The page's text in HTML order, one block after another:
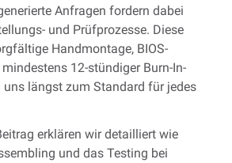
Anfragen fordern dabei
und Prüfprozesse. Diese
Handmontage, BIOS-
12-stündiger Burn-In-
uns längst zum Standard für jedes
erklären wir detailliert wie
und das Testing bei